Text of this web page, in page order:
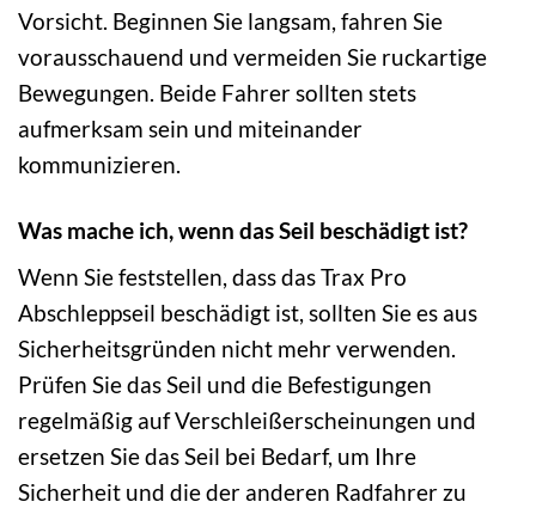
Vorsicht. Beginnen Sie langsam, fahren Sie
vorausschauend und vermeiden Sie ruckartige
Bewegungen. Beide Fahrer sollten stets
aufmerksam sein und miteinander
kommunizieren.
Was mache ich, wenn das Seil beschädigt ist?
Wenn Sie feststellen, dass das Trax Pro
Abschleppseil beschädigt ist, sollten Sie es aus
Sicherheitsgründen nicht mehr verwenden.
Prüfen Sie das Seil und die Befestigungen
regelmäßig auf Verschleißerscheinungen und
ersetzen Sie das Seil bei Bedarf, um Ihre
Sicherheit und die der anderen Radfahrer zu